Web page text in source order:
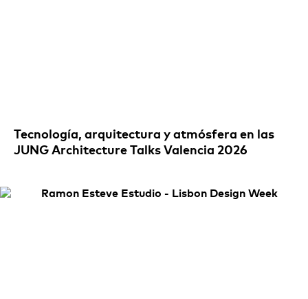
Tecnología, arquitectura y atmósfera en las
JUNG Architecture Talks Valencia 2026